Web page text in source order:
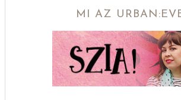
MI AZ